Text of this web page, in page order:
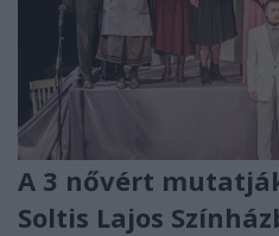
A 3 nővért
Soltis Lajos